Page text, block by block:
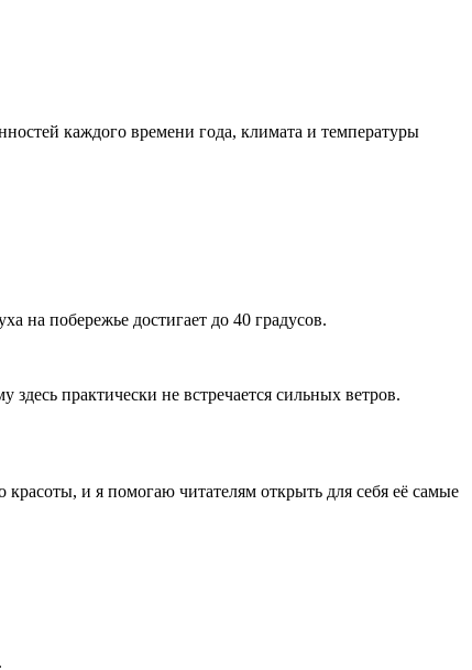
каждого времени года, климата и температуры
на побережье достигает до 40 градусов.
практически не встречается сильных ветров.
и я помогаю читателям открыть для себя её самые